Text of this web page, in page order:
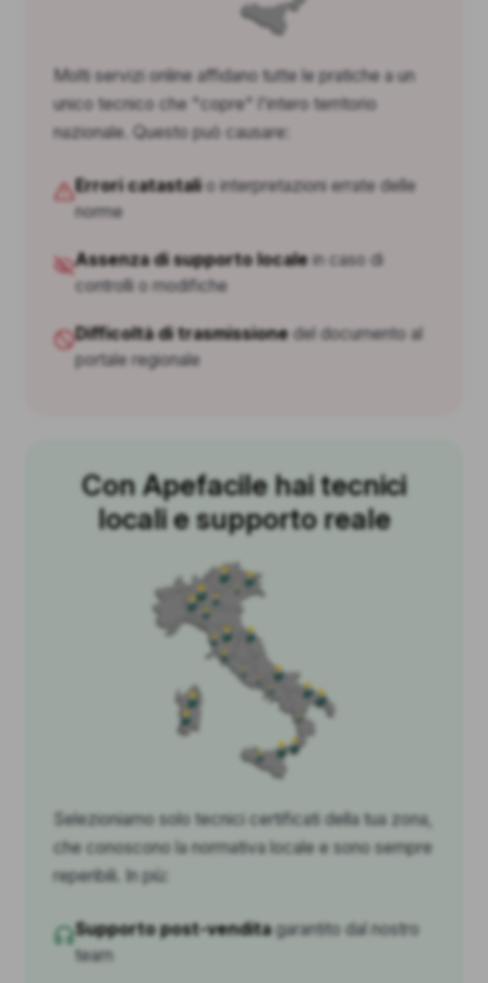
Molti servizi online affidano tutte le pratiche a un
unico tecnico che "copre" l'intero territorio
nazionale. Questo può causare:
Errori catastalio interpretazioni errate delle
norme
Assenza di supporto localein caso di
controlli o modifiche
Difficoltà di trasmissionedel documento al
portale regionale
Con Apefacile hai tecnici
locali e supporto reale
Selezioniamo solo tecnici certificati della tua zona,
che conoscono la normativa locale e sono sempre
reperibili. In più:
Supporto post-venditagarantito dal nostro
team